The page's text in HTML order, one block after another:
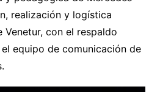
realización y logística
con el respaldo
equipo de comunicación de